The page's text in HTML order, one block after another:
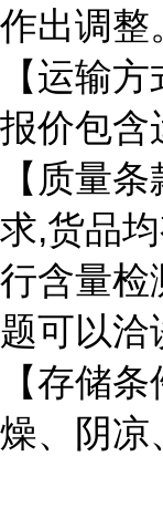
作出调整
【运输
报价包含
【质量
求,货品
行含量检
题可以洽
【存储
燥、阴凉